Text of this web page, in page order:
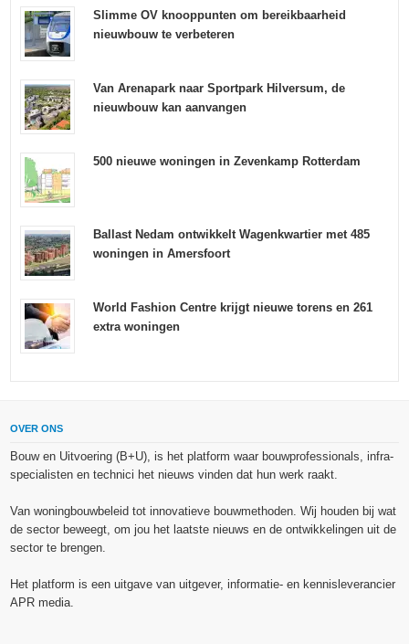
Slimme OV knooppunten om bereikbaarheid
nieuwbouw te verbeteren
Van Arenapark naar Sportpark Hilversum, de
nieuwbouw kan aanvangen
500 nieuwe woningen in Zevenkamp Rotterdam
Ballast Nedam ontwikkelt Wagenkwartier met 485
woningen in Amersfoort
World Fashion Centre krijgt nieuwe torens en 261
extra woningen
OVER ONS
Bouw en Uitvoering (B+U), is het platform waar bouwprofessionals, infra-
specialisten en technici het nieuws vinden dat hun werk raakt.
Van woningbouwbeleid tot innovatieve bouwmethoden. Wij houden bij wat
de sector beweegt, om jou het laatste nieuws en de ontwikkelingen uit de
sector te brengen.
Het platform is een uitgave van uitgever, informatie- en kennisleverancier
APR media.